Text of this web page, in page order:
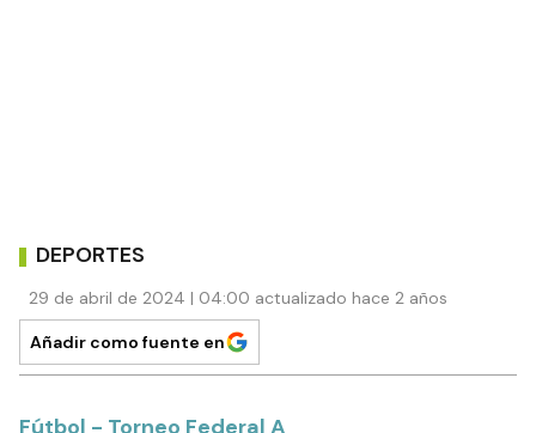
DEPORTES
29 de abril de 2024 | 04:00 actualizado hace 2 años
Añadir como fuente en
Fútbol - Torneo Federal A